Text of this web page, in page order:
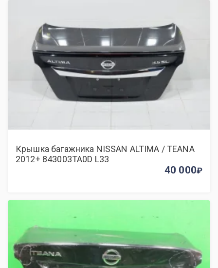
Крышка багажника NISSAN ALTIMA / TEANA
2012+ 843003TA0D L33
40 000